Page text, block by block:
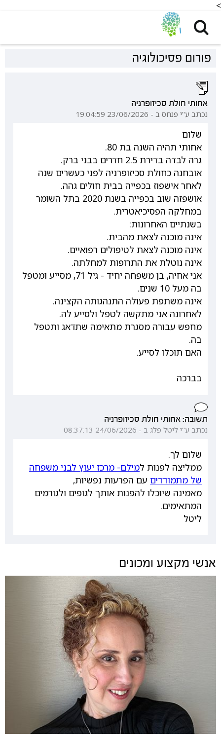
<
פורום פסיכולוגיה
אחותי חולת סכיזופרניה
נכתב ע"י פנחס ב - 23/06/2026 19:04:59
שלום
אחותי תהיה השנה בת 80.
גרה לבדה בדירת 2.5 חדרים בבני ברק.
אובחנה כחולת סכיזופרניה לפני כעשרים שנה
לאחר אישפוז בכפייה בבית חולים גהה.
אושפזה שוב בכפייה בשנת 2020 בתל השומר
במחלקה הפסיכיאטרית.
בשנתיים האחרונות:
אינה מוכנה לצאת מהבית.
אינה מוכנה לצאת לטיפולים רפואיים.
אינה נוטלת את התרופות למחלתה.
אני אחיה, בן משפחה יחיד - גיל 71, מסייע ומטפל
בה מעל 10 שנים.
אינה משתפת פעולה התנהגותה הקצינה.
לאחרונה אני מתקשה לטפל ולסייע לה.
מחפש עבורה מסגרת מתאימה שתדאג ותטפל
בה.
האם תוכלו לסייע.
בברכה
תשובה: אחותי חולת סכיזופרניה
נכתב ע"י ליטל פלג ב - 24/06/2026 08:37:13
שלום לך.
ממליצה לפנות למילם- מרכז יעוץ לבני משפחה
של מתמודדים עם הפרעות נפשיות,
מאמינה שיוכלו להפנות אותך לגופים ולגורמים
המתאימים.
ליטל
אנשי מקצוע ומכונים